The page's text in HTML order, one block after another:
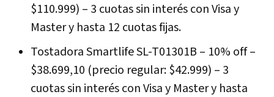
$110.999) – 3 cuotas sin interés con Visa y
Master y hasta 12 cuotas fijas.
Tostadora Smartlife SL-T01301B – 10% off –
$38.699,10 (precio regular: $42.999) – 3
cuotas sin interés con Visa y Master y hasta